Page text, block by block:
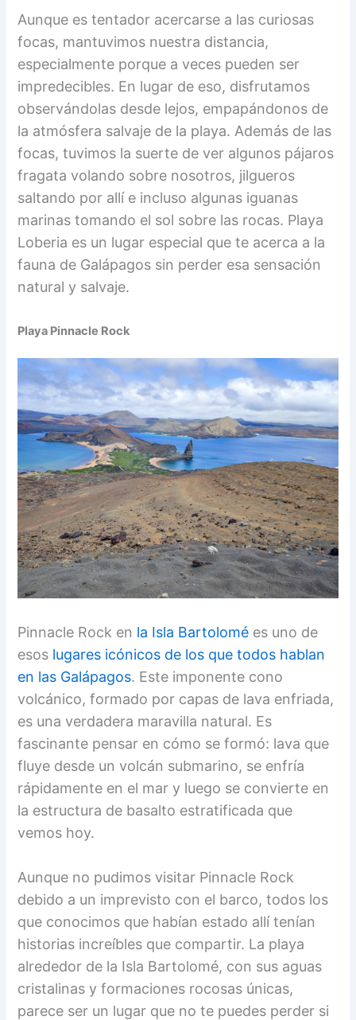
Aunque es tentador acercarse a las curiosas
focas, mantuvimos nuestra distancia,
especialmente porque a veces pueden ser
impredecibles. En lugar de eso, disfrutamos
observándolas desde lejos, empapándonos de
la atmósfera salvaje de la playa. Además de las
focas, tuvimos la suerte de ver algunos pájaros
fragata volando sobre nosotros, jilgueros
saltando por allí e incluso algunas iguanas
marinas tomando el sol sobre las rocas. Playa
Loberia es un lugar especial que te acerca a la
fauna de Galápagos sin perder esa sensación
natural y salvaje.
Playa Pinnacle Rock
Pinnacle Rock en la Isla Bartolomé es uno de
esos lugares icónicos de los que todos hablan
en las Galápagos. Este imponente cono
volcánico, formado por capas de lava enfriada,
es una verdadera maravilla natural. Es
fascinante pensar en cómo se formó: lava que
fluye desde un volcán submarino, se enfría
rápidamente en el mar y luego se convierte en
la estructura de basalto estratificada que
vemos hoy.
Aunque no pudimos visitar Pinnacle Rock
debido a un imprevisto con el barco, todos los
que conocimos que habían estado allí tenían
historias increíbles que compartir. La playa
alrededor de la Isla Bartolomé, con sus aguas
cristalinas y formaciones rocosas únicas,
parece ser un lugar que no te puedes perder si